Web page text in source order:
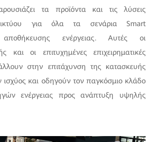
τα προϊόντα και τις λύσεις
για όλα τα σενάρια Smart
αποθήκευσης ενέργειας. Αυτές οι
και οι επιτυχημένες επιχειρηματικές
στην επιτάχυνση της κατασκευής
και οδηγούν τον παγκόσμιο κλάδο
ενέργειας προς ανάπτυξη υψηλής